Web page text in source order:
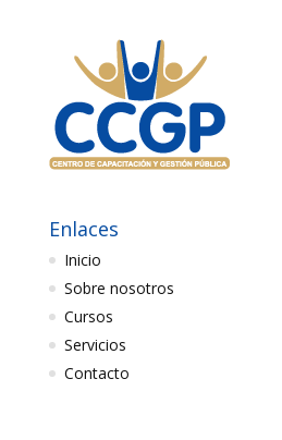
Enlaces
Inicio
Sobre nosotros
Cursos
Servicios
Contacto